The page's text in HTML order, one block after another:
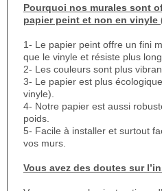
Pourquoi nos murales sont
papier peint et non en vinyle
1- Le papier peint offre un fini
que le vinyle et résiste plus
2- Les couleurs sont plus
3- Le papier est plus
vinyle).
4- Notre papier est aussi
poids.
5- Facile à installer et surtout
vos murs.
Vous avez des doutes sur